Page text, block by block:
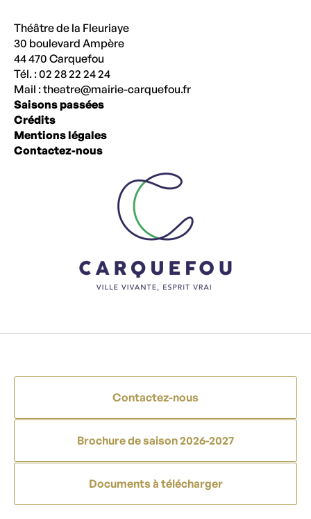
Théâtre de la Fleuriaye
30 boulevard Ampère
44 470 Carquefou
Tél. : 02 28 22 24 24
Mail :theatre@mairie-carquefou.fr
Saisons passées
Crédits
Mentions légales
Contactez-nous
Contactez-nous
Brochure de saison 2026-2027
Documents à télécharger